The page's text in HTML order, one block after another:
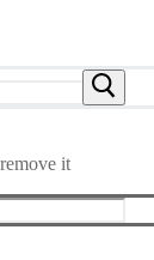
it